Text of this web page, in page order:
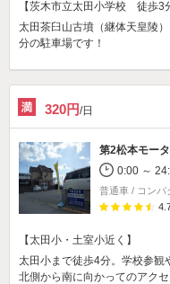
【茨木市立太田小学校 徒歩3
太田茶臼山古墳（継体天皇陵
分の駐車場です！
320円/日
第2松本モー
0:00 ～
普通車 / コンパ
【太田小・土室小近く】
太田小まで徒歩4分。学校参観
北側から南に向かってのアク